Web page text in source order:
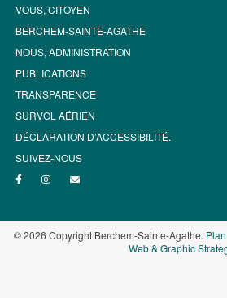
VOUS, CITOYEN
BERCHEM-SAINTE-AGATHE
NOUS, ADMINISTRATION
PUBLICATIONS
TRANSPARENCE
SURVOL AÉRIEN
DÉCLARATION D’ACCESSIBILITÉ.
SUIVEZ-NOUS
© 2026 Copyright Berchem-Sainte-Agathe.
Web & Graphic